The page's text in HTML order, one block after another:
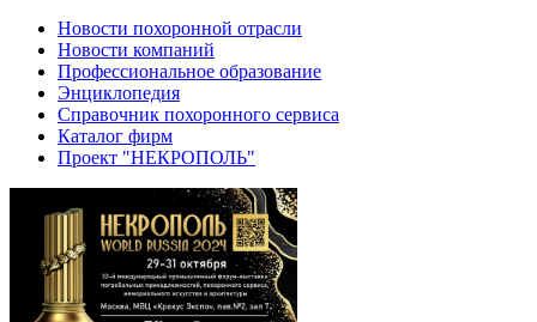
Новости похоронной отрасли
Новости компаний
Профессиональное образование
Энциклопедия
Справочник похоронного сервиса
Каталог фирм
Проект "НЕКРОПОЛЬ"